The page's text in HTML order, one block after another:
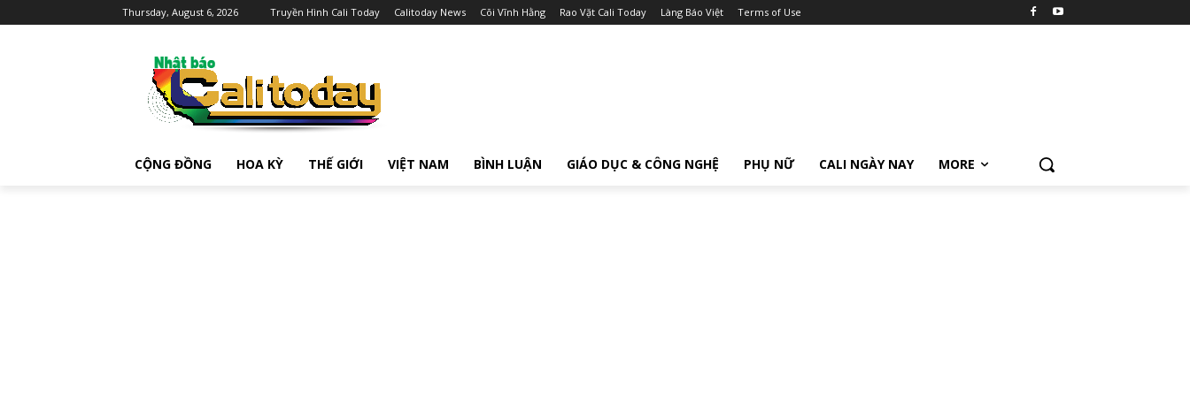
Thursday, August 6, 2026 Truyền Hình Cali Today Calitoday News Cõi Vĩnh Hằng Rao Vặt Cali Today Làng Báo Việt Terms of Use
CỘNG ĐỒNG HOA KỲ THẾ GIỚI VIỆT NAM BÌNH LUẬN GIÁO DỤC & CÔNG NGHỆ PHỤ NỮ CALI NGÀY NAY MORE